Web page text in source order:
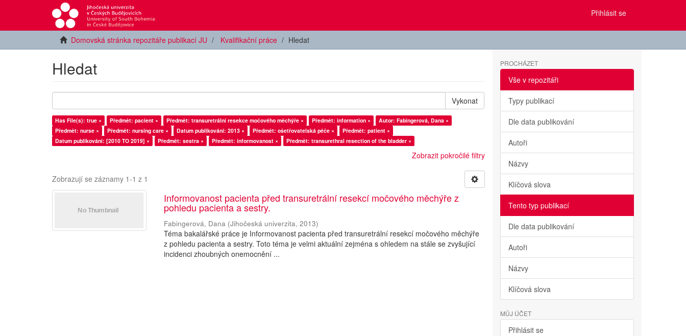
Přihlásit se
Domovská stránka repozitáře publikací JU Kvalifikační práce Hledat
Hledat
Vykonat
Has File(s): true × Předmět: pacient × Předmět: transuretrální resekce močového měchýře × Předmět: information ×
Autor: Fabingerová, Dana ×
Předmět: nurse ×
Předmět: nursing care × Datum publikování: 2013 × Předmět: ošetřovatelská péče ×
Předmět: patient ×
Datum publikování: [2010 TO 2019] ×
Předmět: sestra × Předmět: informovanost × Předmět: transurethral resection of the bladder ×
Zobrazit pokročilé filtry
Zobrazují se záznamy 1-1 z 1
Informovanost pacienta před transuretrální resekcí močového měchýře z
pohledu pacienta a sestry.
Fabingerová, Dana (Jihočeská univerzita,2013)
Téma bakalářské práce je Informovanost pacienta před transuretrální resekcí močového měchýře
z pohledu pacienta a sestry. Toto téma je velmi aktuální zejména s ohledem na stále se zvyšující
incidenci zhoubných onemocnění ...
PROCHÁZET
Vše v repozitáři
Typy publikací
Dle data publikování
Autoři
Názvy
Klíčová slova
Tento typ publikací
Dle data publikování
Autoři
Názvy
Klíčová slova
MŮJ ÚČET
Přihlásit se